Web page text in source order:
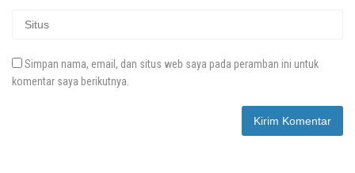
Simpan nama, email, dan situs web saya pada peramban ini untuk
komentar saya berikutnya.